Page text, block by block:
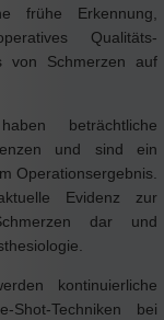
frühe Erkennung,
Qualitäts-
von Schmerzen auf
beträchtliche
und sind ein
Operationsergebnis.
Evidenz zur
dar und
kontinuierliche
Shot-Techniken bei